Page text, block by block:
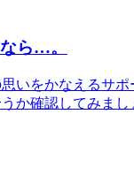
ら…。
いをかなえるサポ
か確認してみまし